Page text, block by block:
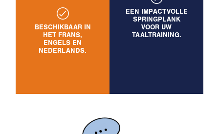
BESCHIKBAAR IN
HET FRANS,
ENGELS EN
NEDERLANDS.
EEN IMPACTVOLLE
SPRINGPLANK
VOOR UW
TAALTRAINING.